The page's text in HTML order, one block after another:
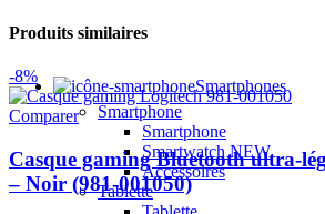
Smartphones
Smartphone
Smartphone
SmartwatchNEW
Accessoires
Tablette
Produits similaires
-8%
Comparer
Casque gaming Bluetooth ultra-
– Noir (981-001050)